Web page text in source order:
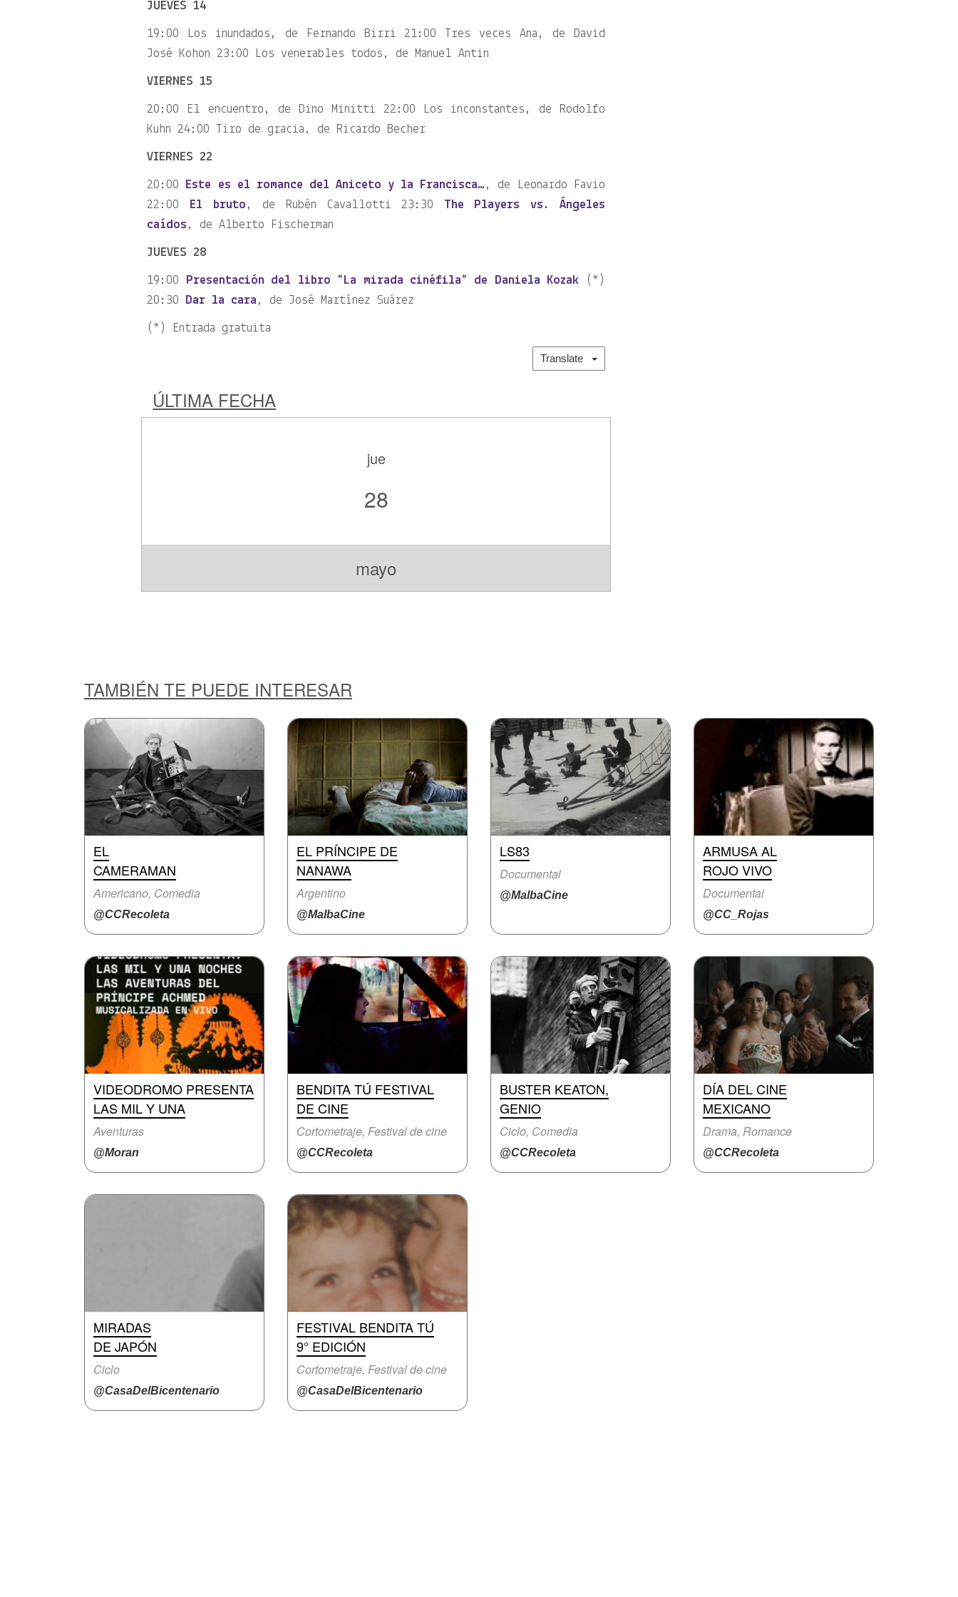
JUEVES 14
19:00 Los inundados, de Fernando Birri 21:00 Tres veces Ana, de David
José Kohon 23:00 Los venerables todos, de Manuel Antin
VIERNES 15
20:00 El encuentro, de Dino Minitti 22:00 Los inconstantes, de Rodolfo
Kuhn 24:00 Tiro de gracia, de Ricardo Becher
VIERNES 22
20:00 Este es el romance del Aniceto y la Francisca… , de Leonardo Favio
22:00 El bruto , de Rubén Cavallotti 23:30 The Players vs. Ángeles
caídos , de Alberto Fischerman
JUEVES 28
19:00 Presentación del libro “La mirada cinéfila” de Daniela Kozak (*)
20:30 Dar la cara, de José Martínez Suárez
(*) Entrada gratuita
Translate
ÚLTIMA FECHA
jue
28
mayo
TAMBIÉN TE PUEDE INTERESAR
EL
CAMERAMAN
Americano, Comedia
@CCRecoleta
EL PRÍNCIPE DE
NANAWA
Argentino
@MalbaCine
LS83
Documental
@MalbaCine
ARMUSA AL
ROJO VIVO
Documental
@CC_Rojas
VIDEODROMO PRESENTA
LAS MIL Y UNA
Aventuras
@Moran
BENDITA TÚ FESTIVAL
DE CINE
Cortometraje, Festival de cine
@CCRecoleta
BUSTER KEATON,
GENIO
Ciclo, Comedia
@CCRecoleta
DÍA DEL CINE
MEXICANO
Drama, Romance
@CCRecoleta
MIRADAS
DE JAPÓN
Ciclo
@CasaDelBicentenario
FESTIVAL BENDITA TÚ
9° EDICIÓN
Cortometraje, Festival de cine
@CasaDelBicentenario